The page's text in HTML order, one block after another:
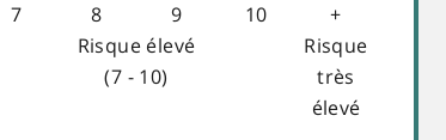
7 8 9 10
+
Risque élevé
(7 - 10)
Risque
très
élevé